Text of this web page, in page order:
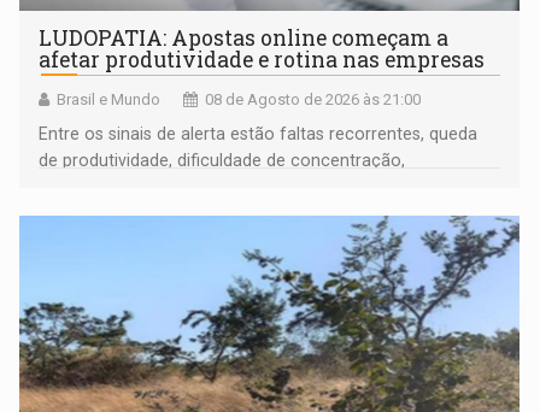
LUDOPATIA: Apostas online começam a
afetar produtividade e rotina nas empresas
Brasil e Mundo 08 de Agosto de 2026 às 21:00
Entre os sinais de alerta estão faltas recorrentes, queda
de produtividade, dificuldade de concentração,